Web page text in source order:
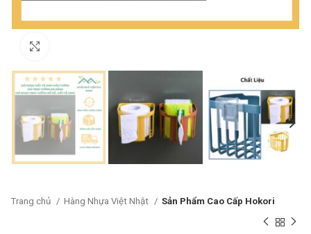
Trang chủ Hàng Nhựa Việt Nhật Sản Phẩm Cao Cấp Hokori